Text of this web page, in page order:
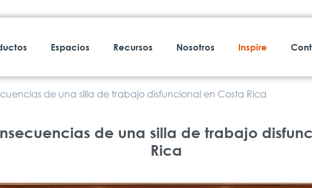
Espacios Recursos Nosotros Inspire
de una silla de trabajo disfuncional en Costa Rica
de una silla de trabajo
Rica